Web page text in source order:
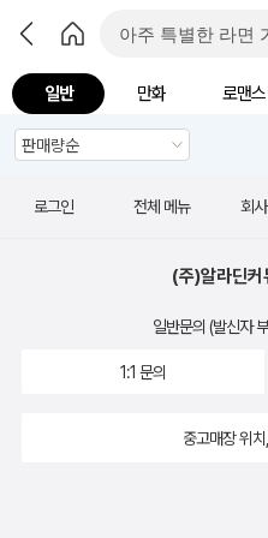
일반 만화 로맨스
로그인 전체 메뉴 회
(주)알라딘커
일반문의 (발신자
1:1 문의
중고매장 위